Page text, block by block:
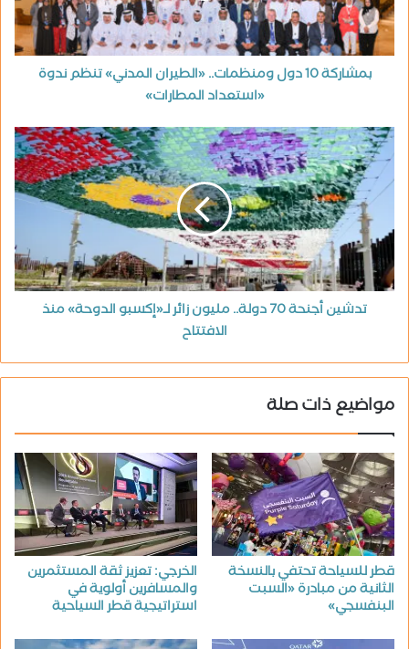
بمشاركة 10 دول ومنظمات.. «الطيران المدني» تنظم ندوة
«استعداد المطارات»
تدشين أجنحة 70 دولة.. مليون زائر لـ«إكسبو الدوحة» منذ
الافتتاح
مواضيع ذات صلة
قطر للسياحة تحتفي بالنسخة
الثانية من مبادرة «السبت
البنفسجي»
الخرجي: تعزيز ثقة المستثمرين
والمسافرين أولوية في
استراتيجية قطر السياحية